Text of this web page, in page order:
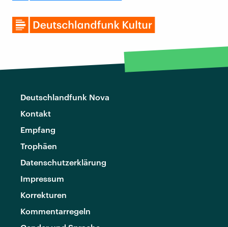
Deutschlandfunk Nova
Kontakt
Empfang
Trophäen
Datenschutzerklärung
Impressum
Korrekturen
Kommentarregeln